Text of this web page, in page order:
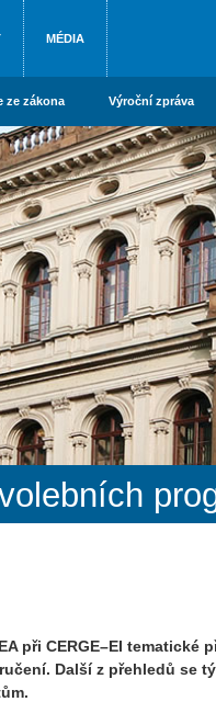
MÉDIA
ze zákona Výroční zpráva
při CERGE–EI
Další z přehledů se